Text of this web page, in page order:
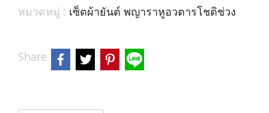
หมวดหมู่ : เซ็ตผ้ายันต์ พญาราหูอวตารโชติช่วง
Share